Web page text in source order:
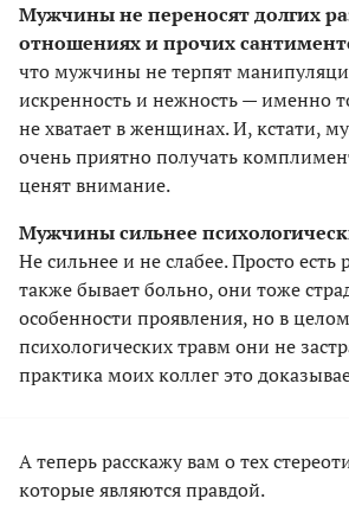
Мужчины не переносят долгих
отношениях и прочих
что мужчины не терпят
искренность и нежность — именно
не хватает в женщинах. И, кстати,
очень приятно получать
ценят внимание.
Мужчины сильнее
Не сильнее и не слабее. Просто
также бывает больно, они тоже
особенности проявления, но в
психологических травм они не
практика моих коллег это
А теперь расскажу вам о тех
которые являются правдой.